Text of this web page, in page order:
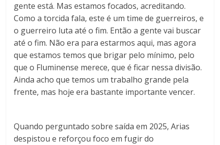
gente está. Mas estamos focados, acreditando.
Como a torcida fala, este é um time de guerreiros, e
o guerreiro luta até o fim. Então a gente vai buscar
até o fim. Não era para estarmos aqui, mas agora
que estamos temos que brigar pelo mínimo, pelo
que o Fluminense merece, que é ficar nessa divisão.
Ainda acho que temos um trabalho grande pela
frente, mas hoje era bastante importante vencer.
Quando perguntado sobre saída em 2025, Arias
despistou e reforçou foco em fugir do